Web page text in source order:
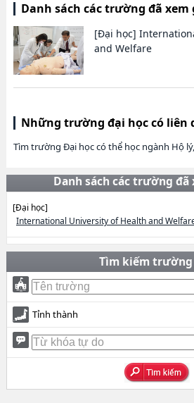
Danh sách các trường đã xem
[Đại học]
and Welfare
Những trường đại học có liên
Tìm trường Đại học có thể học ngành Hộ
Danh sách các trường đã
[Đại học]
International University of Health and
Tìm kiếm trường
Tỉnh thành